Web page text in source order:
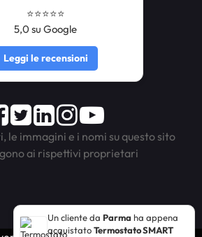
Un cliente da Parma ha appena
acquistatoTermostato SMART
⭐️⭐️⭐️⭐️⭐️
5,0 su Google
Leggi le recensioni
Facebook
TwitterLinkedInInstagram
Youtube
le immagini e i nomi su questo sito
ai rispettivi proprietari